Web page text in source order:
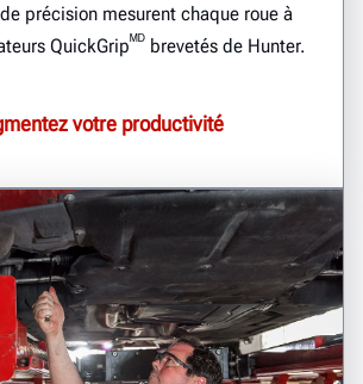
précision mesurent chaque roue à
QuickGripᴹᴰ brevetés de Hunter.
votre productivité